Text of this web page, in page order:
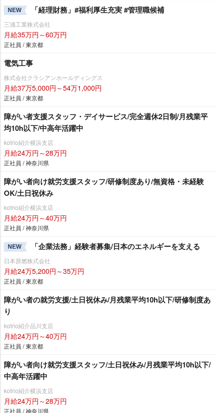
NEW 「経理財務」#福利厚生充実 #管理職候補
三浦工業株式会社
月給35万円～60万円
正社員 / 東京都
電気工事
株式会社クラシアンホールディングス
月給37万5,000円～54万1,000円
正社員 / 東京都
障がい者支援スタッフ・デイサービス/完全週休2日制/月残業平
均10h以下/中高年活躍中
kotrio紹介横浜支店
月給24万円～28万円
正社員 / 神奈川県
障がい者向け就労支援スタッフ/研修制度あり/無資格・未経験
OK/土日祝休み
kotrio紹介横浜支店
月給24万円～40万円
正社員 / 神奈川県
NEW 「企業法務」経験者募集/日本のエネルギーを支える
日本原燃株式会社
月給24万5,200円～35万円
正社員 / 東京都
障がい者の就労支援/土日祝休み/月残業平均10h以下/研修制度あ
り
kotrio紹介品川支店
月給24万円～40万円
正社員 / 東京都
障がい者向け就労支援スタッフ/土日祝休み/月残業平均10h以下/
中高年活躍中
kotrio紹介横浜支店
月給24万円～28万円
正社員 / 神奈川県